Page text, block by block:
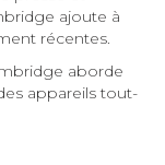
ajoute à
récentes.
aborde
appareils tout-